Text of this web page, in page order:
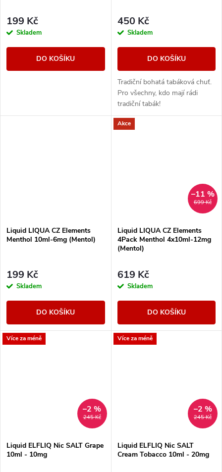
199 Kč
Skladem
DO KOŠÍKU
450 Kč
Skladem
DO KOŠÍKU
Tradiční bohatá tabáková chuť.
Pro všechny, kdo mají rádi
tradiční tabák!
Liquid LIQUA CZ Elements
Menthol 10ml-6mg (Mentol)
199 Kč
Skladem
DO KOŠÍKU
Akce
699 Kč
–11 %
Liquid LIQUA CZ Elements
4Pack Menthol 4x10ml-12mg
(Mentol)
619 Kč
Skladem
DO KOŠÍKU
Více za méně
245 Kč
–2 %
Liquid ELFLIQ Nic SALT Grape
10ml - 10mg
Více za méně
245 Kč
–2 %
Liquid ELFLIQ Nic SALT
Cream Tobacco 10ml - 20mg